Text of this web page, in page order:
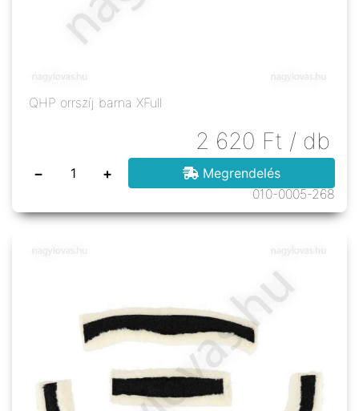
QHP orrszíj barna XFull
2 620 Ft / db
− +
Megrendelés
010-0005-268